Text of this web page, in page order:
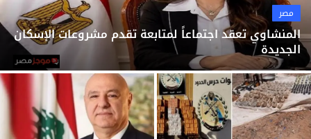
مصر
المنشاوي تعقد اجتماعاً لمتابعة تقدم مشروعات الإسكان
الجديدة